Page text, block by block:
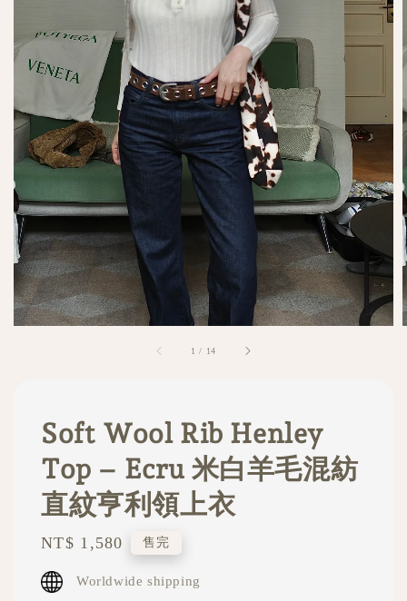
1 / 14
Soft Wool Rib Henley
Top – Ecru 米白羊毛混紡
直紋亨利領上衣
Regular
price
NT$ 1,580 售完
Worldwide shipping